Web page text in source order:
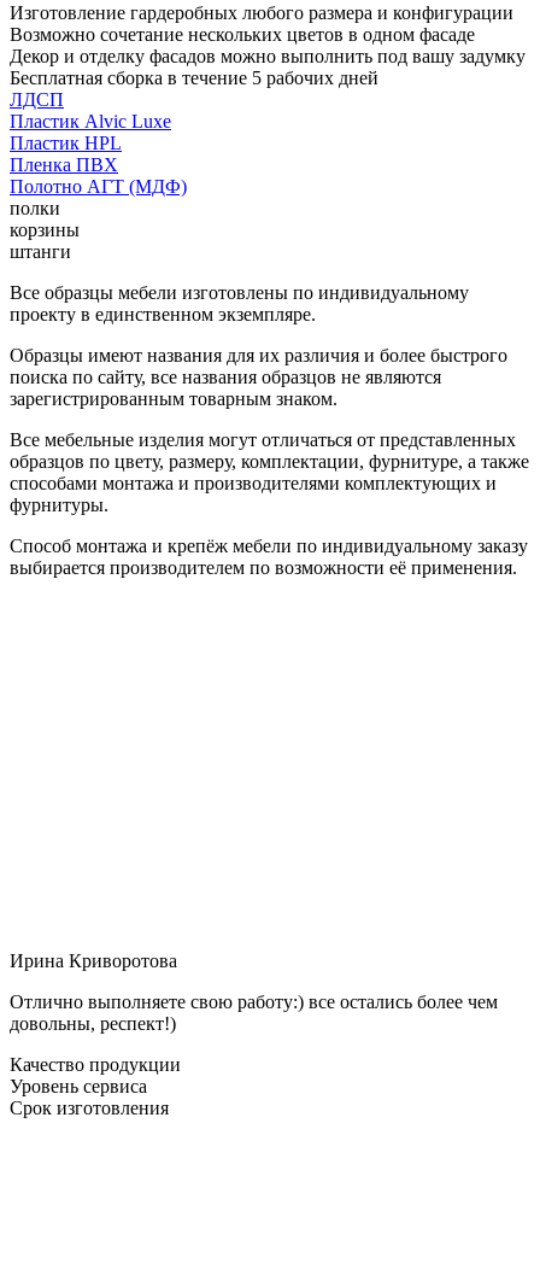
Изготовление гардеробных любого размера и конфигурации
Возможно сочетание нескольких цветов в одном фасаде
Декор и отделку фасадов можно выполнить под вашу задумку
Бесплатная сборка в течение 5 рабочих дней
ЛДСП
Пластик Alvic Luxe
Пластик HPL
Пленка ПВХ
Полотно АГТ (МДФ)
полки
корзины
штанги
Все образцы мебели изготовлены по индивидуальному
проекту в единственном экземпляре.
Образцы имеют названия для их различия и более быстрого
поиска по сайту, все названия образцов не являются
зарегистрированным товарным знаком.
Все мебельные изделия могут отличаться от представленных
образцов по цвету, размеру, комплектации, фурнитуре, а также
способами монтажа и производителями комплектующих и
фурнитуры.
Способ монтажа и крепёж мебели по индивидуальному заказу
выбирается производителем по возможности её применения.
Ирина Криворотова
Отлично выполняете свою работу:) все остались более чем
довольны, респект!)
Качество продукции
Уровень сервиса
Срок изготовления